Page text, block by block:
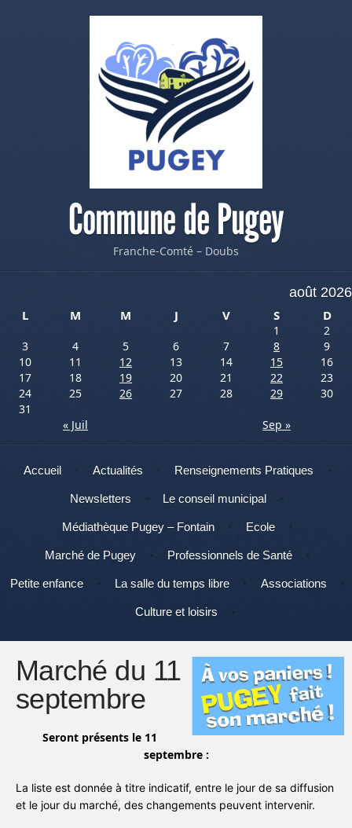
Commune de Pugey
Franche-Comté – Doubs
août 2026
L
M M J V S D
1
2
3
4 5 6 7 8
9
10
11 12 13 14 15
16
17
18 19 20 21 22
23
24
25 26 27 28 29
30
31
« Juil
Sep »
Menu
Aller au contenu
Accueil Actualités Renseignements Pratiques
Newsletters Le conseil municipal
Médiathèque Pugey – Fontain Ecole
Marché de Pugey Professionnels de Santé
Petite enfance La salle du temps libre Associations
Culture et loisirs
Marché du 11
septembre
Seront présents le 11
septembre :
La liste est donnée à titre indicatif, entre le jour de sa diffusion
et le jour du marché, des changements peuvent intervenir.